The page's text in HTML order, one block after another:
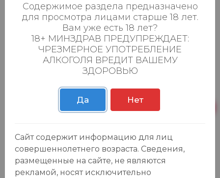
Оставить отзыв
У данного товара еще нет отзывов, будьте первым, кто
оставит отзыв!
Содержимое раздела предназначено
для просмотра лицами старше 18 лет.
Вам уже есть 18 лет?
18+ МИНЗДРАВ ПРЕДУПРЕЖДАЕТ:
ЧРЕЗМЕРНОЕ УПОТРЕБЛЕНИЕ
АЛКОГОЛЯ ВРЕДИТ ВАШЕМУ
ЗДОРОВЬЮ
Да Нет
Сайт содержит информацию для лиц
совершеннолетнего возраста. Сведения,
размещенные на сайте, не являются
рекламой, носят исключительно